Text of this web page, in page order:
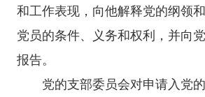
和工作表现，向他解释党的纲领
党员的条件、义务和权利，并向
报告。
党的支部委员会对申请入党